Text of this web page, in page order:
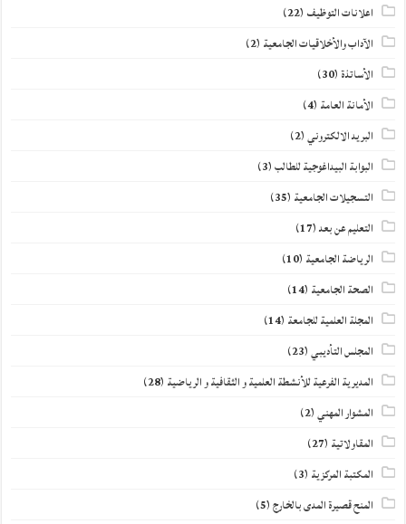
اعلانات التوظيف (22)
الآداب والأخلاقيات الجامعية (2)
الأساتذة(30)
الأمانة العامة (4)
البريد الالكتروني(2)
البوابة البيداغوجية للطالب(3)
التسجيلات الجامعية (35)
التعليم عن بعد(17)
الرياضة الجامعية (10)
الصحة الجامعية (14)
المجلة العلمية للجامعة (14)
المجلس التأديبي(23)
المديرية الفرعية للأنشطة العلمية و الثقافية و الرياضية (28)
المشوار المهني(2)
المقاولاتية (27)
المكتبة المركزية (3)
المنح قصيرة المدى بالخارج(5)